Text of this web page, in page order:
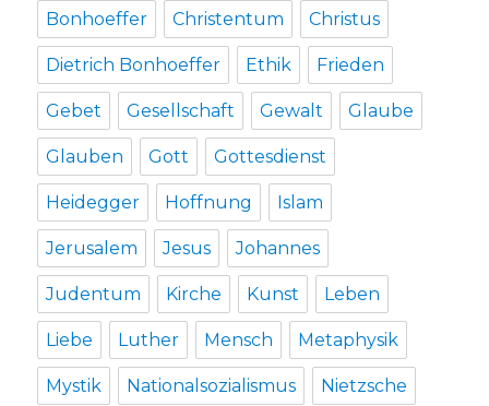
Bonhoeffer Christentum Christus
Dietrich Bonhoeffer Ethik Frieden
Gebet Gesellschaft Gewalt Glaube
Glauben Gott Gottesdienst
Heidegger Hoffnung Islam
Jerusalem Jesus Johannes
Judentum Kirche Kunst Leben
Liebe Luther Mensch Metaphysik
Mystik Nationalsozialismus Nietzsche